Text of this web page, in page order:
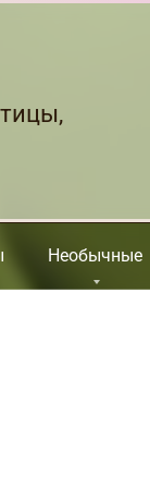
Необычные